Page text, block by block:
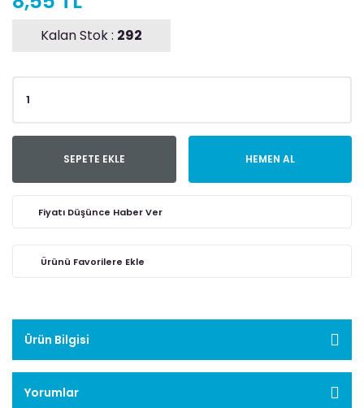
Kalan Stok : 292
SEPETE EKLE HEMEN AL
Fiyatı Düşünce Haber Ver
Ürün Bilgisi
Yorumlar